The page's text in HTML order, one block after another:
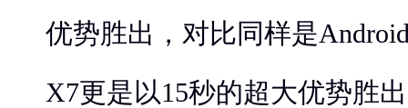
优势胜出，对比同样是
X7更是以15秒的超大优势胜